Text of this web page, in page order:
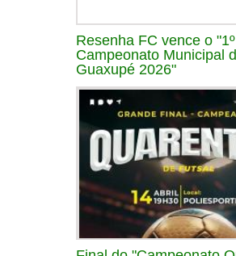
Resenha FC vence o "1º
Campeonato Municipal
Guaxupé 2026"